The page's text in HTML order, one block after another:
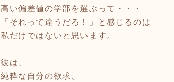
高い偏差値の学部を選ぶって・・・
「それって違うだろ！」と感じるのは
私だけではないと思います。
彼は、
純粋な自分の欲求、